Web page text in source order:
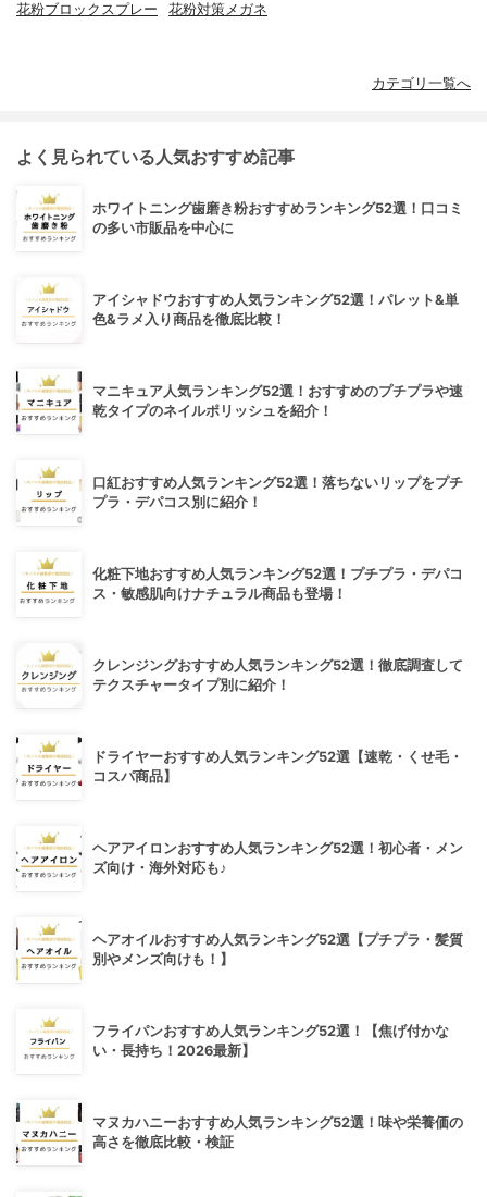
花粉ブロックスプレー 花粉対策メガネ
カテゴリ一覧へ
よく見られている人気おすすめ記事
ホワイトニング歯磨き粉おすすめランキング52選！口コミ
の多い市販品を中心に
アイシャドウおすすめ人気ランキング52選！パレット&単
色&ラメ入り商品を徹底比較！
マニキュア人気ランキング52選！おすすめのプチプラや速
乾タイプのネイルポリッシュを紹介！
口紅おすすめ人気ランキング52選！落ちないリップをプチ
プラ・デパコス別に紹介！
化粧下地おすすめ人気ランキング52選！プチプラ・デパコ
ス・敏感肌向けナチュラル商品も登場！
クレンジングおすすめ人気ランキング52選！徹底調査して
テクスチャータイプ別に紹介！
ドライヤーおすすめ人気ランキング52選【速乾・くせ毛・
コスパ商品】
ヘアアイロンおすすめ人気ランキング52選！初心者・メン
ズ向け・海外対応も♪
ヘアオイルおすすめ人気ランキング52選【プチプラ・髪質
別やメンズ向けも！】
フライパンおすすめ人気ランキング52選！【焦げ付かな
い・長持ち！2026最新】
マヌカハニーおすすめ人気ランキング52選！味や栄養価の
高さを徹底比較・検証